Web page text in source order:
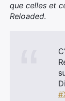
que celles et
Reloaded.